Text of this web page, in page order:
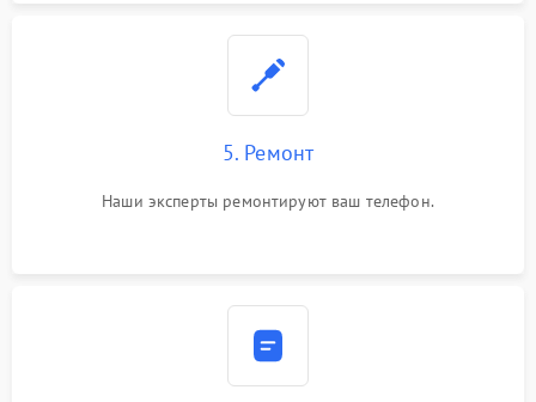
5. Ремонт
Наши эксперты ремонтируют ваш телефон.